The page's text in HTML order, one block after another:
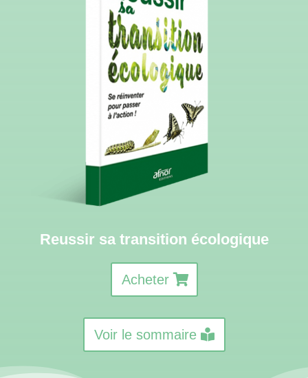
Reussir sa transition écologique
Acheter
Voir le sommaire